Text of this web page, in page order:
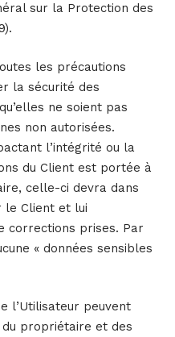
sur la Protection des
les précautions
la sécurité des
ne soient pas
non autorisées.
l’intégrité ou la
du Client est portée à
celle-ci devra dans
le Client et lui
corrections prises. Par
« données sensibles
l’Utilisateur peuvent
propriétaire et des